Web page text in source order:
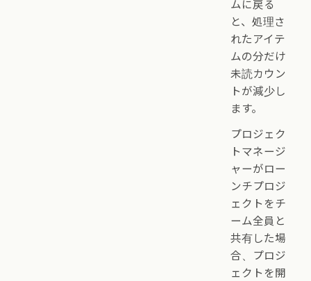
ムに戻る
と、処理さ
れたアイテ
ムの分だけ
未読カウン
トが減少し
ます。
プロジェク
トマネージ
ャーがロー
ンチプロジ
ェクトをチ
ーム全員と
共有した場
合、プロジ
ェクトを開